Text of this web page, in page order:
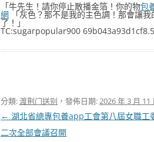
「牛先生！請你停止散播金箔！你的物包
網 「灰色？那不是我的主色調！那會讓
了！」
TC:sugarpopular900
分類:渡荆门送别 ，發佈日期:2026 年 3 月 11
文
章
← 湖北省總專包養app工會第八屆女職工
二次全部會議召開